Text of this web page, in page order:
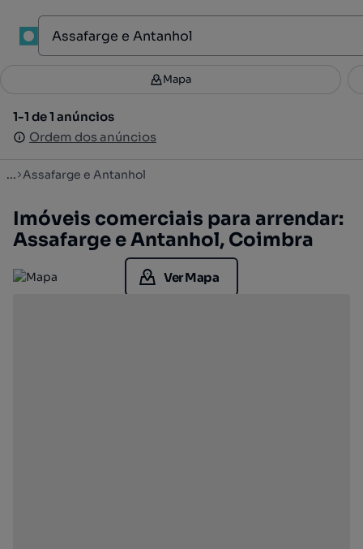
Filtros 3
1-1 de 1 anúncios
Ordem dos anúncios
Mapa
1-1 de 1 anúncios
Ordem dos anúncios
... Assafarge e Antanhol
Imóveis comerciais para arrendar:
Assafarge e Antanhol, Coimbra
Ver Mapa